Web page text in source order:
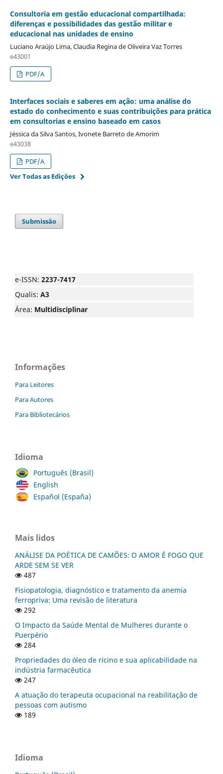
Consultoria em gestão educacional compartilhada:
diferenças e possibilidades das gestão militar e
educacional nas unidades de ensino
Luciano Araújo Lima, Claudia Regina de Oliveira Vaz Torres
e43001
PDF/A
Interfaces sociais e saberes em ação: uma análise do
estado do conhecimento e suas contribuições para prática
em consultorias e ensino baseado em casos
Jéssica da Silva Santos, Ivonete Barreto de Amorim
e43038
PDF/A
Ver Todas as Edições
Submissão
e-ISSN: 2237-7417
Qualis: A3
Área: Multidisciplinar
Informações
Para Leitores
Para Autores
Para Bibliotecários
Idioma
Português (Brasil)
English
Español (España)
Mais lidos
ANÁLISE DA POÉTICA DE CAMÕES: O AMOR É FOGO QUE
ARDE SEM SE VER
487
Fisiopatologia, diagnóstico e tratamento da anemia
ferropriva: Uma revisão de literatura
292
O Impacto da Saúde Mental de Mulheres durante o
Puerpério
284
Propriedades do óleo de rícino e sua aplicabilidade na
indústria farmacêutica
247
A atuação do terapeuta ocupacional na reabilitação de
pessoas com autismo
189
Idioma